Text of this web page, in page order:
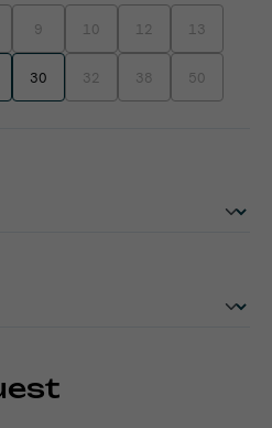
unavailable.)
currently unavailable.)
option is currently unavailable.)
9(This option is currently unavailable.)
10(This option is currently
12(This option is
13(This option
30 32(This option is currently
38(This option is
50(This option